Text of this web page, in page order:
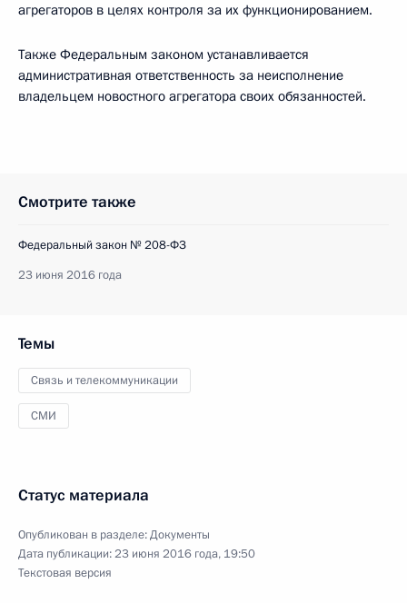
агрегаторов в целях контроля за их функционированием.
Также Федеральным законом устанавливается
административная ответственность за неисполнение
владельцем новостного агрегатора своих обязанностей.
Смотрите также
Федеральный закон № 208-ФЗ
23 июня 2016 года
Темы
Связь и телекоммуникации
СМИ
Статус материала
Опубликован в разделе:Документы
Дата публикации:23 июня 2016 года, 19:50
Текстовая версия